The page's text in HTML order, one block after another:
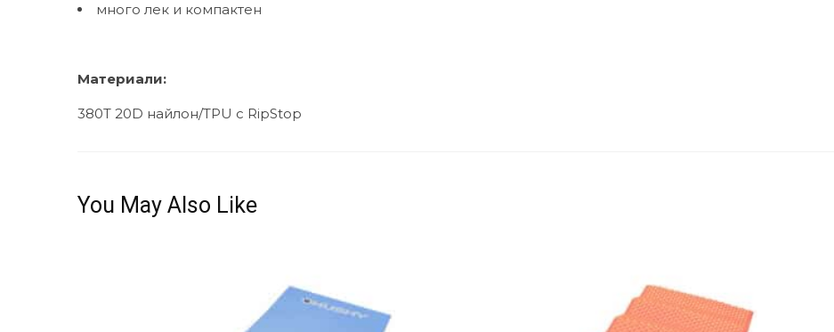
много лек и компактен
Материали:
380T 20D найлон/TPU с RipStop
You May Also Like